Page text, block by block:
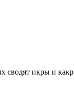
сводят икры и